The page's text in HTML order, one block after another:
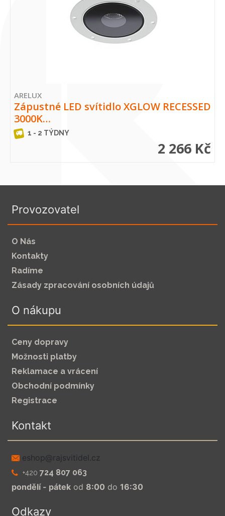
ARELUX
Zápustné LED svítidlo XGLOW RECESSED
3000K…
1 - 2 TÝDNY
2 266 Kč
Provozovatel
O Nás
Kontakty
Radíme
Zásady zpracování osobních údajů
O nákupu
Ceny dopravy
Možnosti platby
Reklamace a vrácení
Obchodní podmínky
Registrace
Kontakt
zc.leditivsjar@pohse
+420 724 807 063
pondělí - pátek od 8:00 do 16:30
Odkazy